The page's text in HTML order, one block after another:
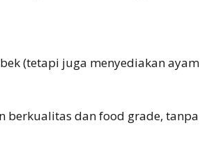
(tetapi juga menyediakan ayam
berkualitas dan food grade, tanpa